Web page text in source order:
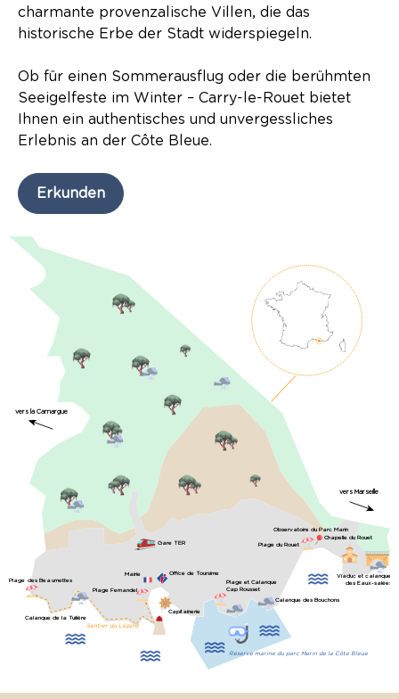
charmante provenzalische Villen, die das
historische Erbe der Stadt widerspiegeln.
Ob für einen Sommerausflug oder die berühmten
Seeigelfeste im Winter – Carry-le-Rouet bietet
Ihnen ein authentisches und unvergessliches
Erlebnis an der Côte Bleue.
Erkunden
vers Marseille
Viaduc et calanque
des Eaux-salées
Observatoire du Parc Marin
Chapelle du Rouet
Plage du Rouet
Gare TER
Calanque des Bouchons
Office de Toursime
Capitainerie
Plage et Calanque
Cap Rousset
Calanque de la Tuilière
Plage des Beaumettes
Mairie
Plage Fernandel
Réserve marine du parc Marin de la Côte Bleue
Sentier du Lézard
vers la Camargue